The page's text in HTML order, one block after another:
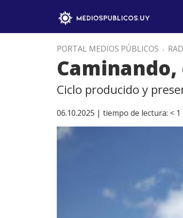
PORTAL MEDIOS PÚBLICOS .
Ciclo producido y
06.10.2025 | tiempo de lectura: < 1